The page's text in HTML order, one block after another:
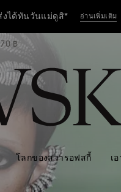
งได้ทันวันแม่ดูสิ* อ่านเพิ่มเติม
อครบ 7,800 บาทขึ้นไป*
งได้ทันวันแม่ดูสิ* อ่านเพิ่มเติม
฿ ฟรีค่าจัดส่งแบบธรรมดา
โลกของสวารอฟสกี้ เ